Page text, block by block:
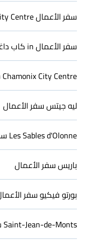
مساعدتك في التواصل
استئجار أفضل أماكن
سفر في آخر لحظة أو
اللحظة الأخيرة، أدخل
للاختيار حسب السعر،
عملية الحجز خالية من
سفر الأعمال in Cannes City Centre
سفر الأعمال in كاب داغد
Chamonix City Centre سفر الأعمال
ليه جيتس سفر الأعمال
Les Sables d'Olonne سفر الأعمال
باريس سفر الأعمال
بورتو فيكيو سفر
Saint-Jean-de-Monts سفر الأعمال